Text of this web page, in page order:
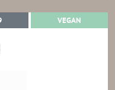
BIO-ERZEUGNIS NACH DE-ÖKO-
VEGAN